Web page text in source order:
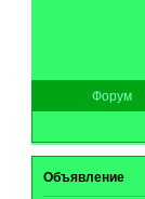
Форум
Объявление